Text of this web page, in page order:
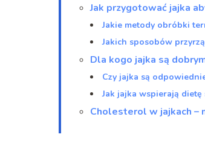
Jak przygotować jajka
Jakie metody obróbki
Jakich sposobów
Dla kogo jajka są
Czy jajka są
Jak jajka wspierają
Cholesterol w jajkach –